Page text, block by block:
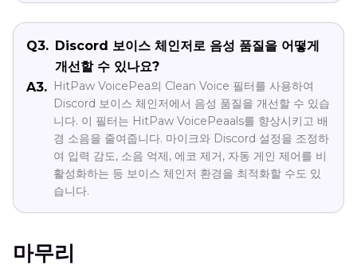
Q3. Discord 보이스 체인저로 음성 품질을 어떻게
개선할 수 있나요?
A3. HitPaw VoicePea의 Clean Voice 필터를 사용하여
Discord 보이스 체인저에서 음성 품질을 개선할 수 있습
니다. 이 필터는 HitPaw VoicePeaals를 향상시키고 배
경 소음을 줄여줍니다. 마이크와 Discord 설정을 조정하
여 입력 감도, 소음 억제, 에코 제거, 자동 게인 제어를 비
활성화하는 등 보이스 체인저 환경을 최적화할 수도 있
습니다.
마무리